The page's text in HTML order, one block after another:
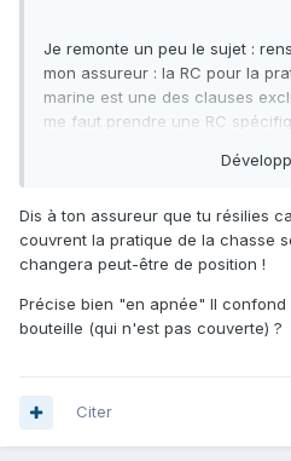
Je remonte un peu le sujet :
mon assureur : la RC pour la
marine est une des clauses
me faut prendre une RC
vos retours.
A+
Dis à ton assureur que tu résilies
couvrent la pratique de la chasse
changera peut-être de position !
Précise bien "en apnée" Il
bouteille (qui n'est pas couverte) ?
Citer